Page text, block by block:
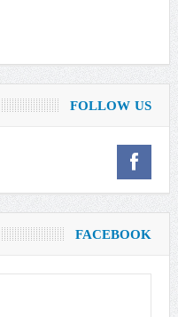
FOLLOW US
FACEBOOK